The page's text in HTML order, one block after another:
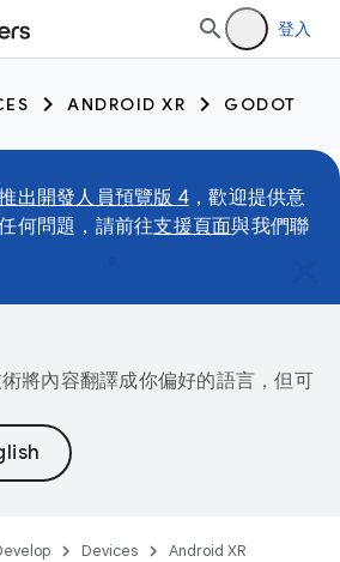
登入
ANDROID XR GODOT
出開發人員預覽版 4 ，歡迎提供意
何問題，請前往支援頁面與我們聯
將內容翻譯成你偏好的語言，但可
Devices
Android XR